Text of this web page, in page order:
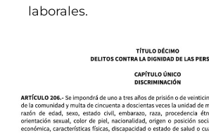
laborales.